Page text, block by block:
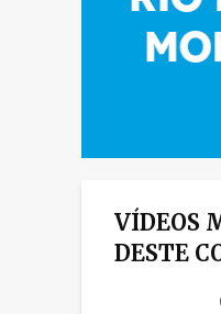
VÍDEOS
DESTE